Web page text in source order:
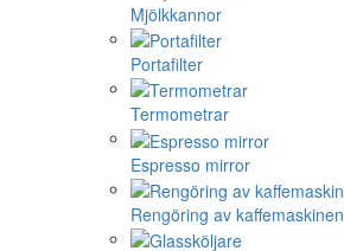
Mjölkkannor
Portafilter
Termometrar
Espresso mirror
Rengöring av kaffemaskinen